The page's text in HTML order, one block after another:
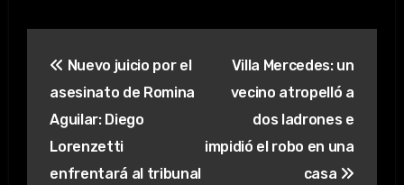
de
entradas
Nuevo juicio por el
asesinato de Romina
Aguilar: Diego
Lorenzetti
enfrentará al tribunal
Villa Mercedes: un
vecino atropelló a
dos ladrones e
impidió el robo en una
casa